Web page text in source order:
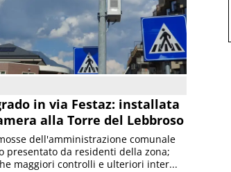
in via Festaz: installata
alla Torre del Lebbroso
dell'amministrazione comunale
presentato da residenti della zona;
maggiori controlli e ulteriori inter...